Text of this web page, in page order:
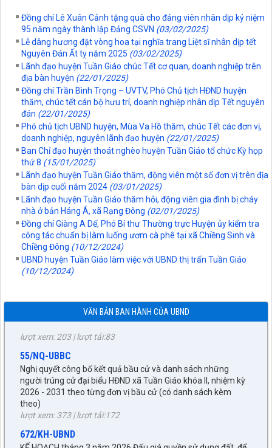
Đồng chí Lê Xuân Cảnh tặng quà cho đảng viên nhân dịp kỷ niệm
95 năm ngày thành lập Đảng CSVN (03/02/2025)
Lễ dâng hương đặt vòng hoa tại nghĩa trang Liệt sĩ nhân dịp tết
Nguyên Đán Ất tỵ năm 2025 (03/02/2025)
Lãnh đạo huyện Tuần Giáo chúc Tết cơ quan, doanh nghiệp trên
địa bàn huyện (22/01/2025)
Đồng chí Trần Bình Trọng – UVTV, Phó Chủ tịch HĐND huyện
thăm, chúc tết cán bộ hưu trí, doanh nghiệp nhân dịp Tết nguyên
đán (22/01/2025)
Phó chủ tịch UBND huyện, Mùa Va Hồ thăm, chúc Tết các đơn vị,
doanh nghiệp, nguyên lãnh đạo huyện (22/01/2025)
Ban Chỉ đạo huyện thoát nghèo huyện Tuần Giáo tổ chức Kỳ họp
thứ 8 (15/01/2025)
Lãnh đạo huyện Tuần Giáo thăm, động viên một số đơn vị trên địa
bàn dịp cuối năm 2024 (03/01/2025)
Lãnh đạo huyện Tuần Giáo thăm hỏi, động viên gia đình bị cháy
nhà ở bản Háng Á, xã Rạng Đông (02/01/2025)
Đồng chí Giàng A Dế, Phó Bí thư Thường trực Huyện ủy kiểm tra
công tác chuẩn bị làm luống ươm cà phê tại xã Chiềng Sinh và
Chiềng Đông (10/12/2024)
UBND huyện Tuần Giáo làm việc với UBND thị trấn Tuần Giáo
(10/12/2024)
VĂN BẢN BAN HÀNH CỦA UBND
797./TTPTQĐ-KV2
Về việc đăng tải lên trên Cổng thông tin điện tử của UBND xã
Tuần Giáo công khai dự thảo phương án bồi thường, hỗ trợ
(đợt 6)công trình: Hồ bản phủ thuộc dự án cụm Hồbản Phủ -
Nậm Là tỉnh Điện Biên
lượt xem: 40 | lượt tải:31
1872/KH-UBND
Kế hoạch Đấu giá quyền sử dụng đất năm 2026 trên địa bàn
xã Tuần Giáo
lượt xem: 72 | lượt tải:24
252/TB-CTĐG
THÔNG BÁO ĐẤU GIÁ TÀI SẢN
lượt xem: 186 | lượt tải:85
lượt xem: 203 | lượt tải:83
Nghị quyết công bố kết quả bầu cử và danh sách những
người trúng cử đại biểu HĐND xã Tuần Giáo khóa II, nhiệm kỳ
2026 - 2031 theo từng đơn vị bầu cử (có danh sách kèm
theo)
lượt xem: 373 | lượt tải:172
672/KH-UBND
KẾ HOẠCH tháng 3 năm 2026 Đấu giá quyền sử dụng đất, để
giao đất có thu tiền sử dụng đất thông qua hình thức đấu giá
quyền sử dụng đất năm 2026
27/NQ-HĐND
Về chủ trương sắp xếp đơn vị hành chính cấp xã trên địa bàn
huyện Tuần Giáo, tỉnh Điện Biên (gửi bản kèm Biên Bản kỳ
lượt xem: 1515 | lượt tải:956